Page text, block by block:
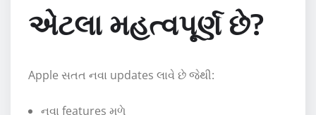
એટલા મહત્વપૂર્ણ છે?
Apple સતત નવા updates લાવે છે જેથી:
નવા features મળે